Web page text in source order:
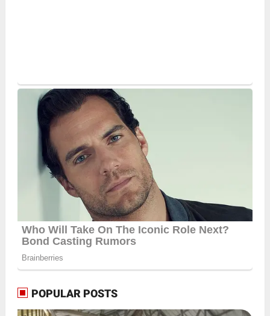
POPULAR POSTS